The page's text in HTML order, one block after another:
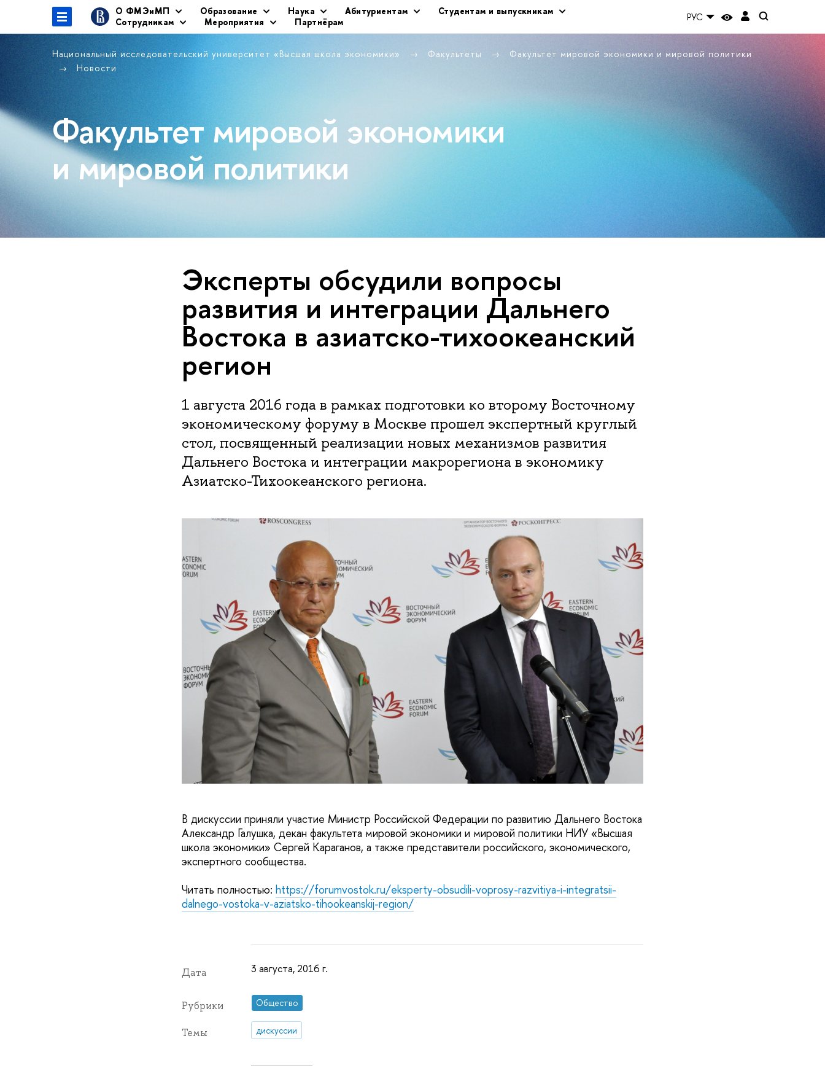
О ФМЭиМП Образование Наука Абитуриентам
Студентам и выпускникам
Сотрудникам
Мероприятия Партнёрам РУС
Национальный исследовательский университет «Высшая школа экономики» Факультеты
Факультет мировой экономики и мировой политики
Новости
Факультет мировой экономики
и мировой политики
Эксперты обсудили вопросы
развития и интеграции Дальнего
Востока в азиатско-тихоокеанский
регион
1 августа 2016 года в рамках подготовки ко второму Восточному
экономическому форуму в Москве прошел экспертный круглый
стол, посвященный реализации новых механизмов развития
Дальнего Востока и интеграции макрорегиона в экономику
Азиатско-Тихоокеанского региона.
В дискуссии приняли участие Министр Российской Федерации по развитию Дальнего Востока
Александр Галушка, декан факультета мировой экономики и мировой политики НИУ «Высшая
школа экономики» Сергей Караганов, а также представители российского, экономического,
экспертного сообщества.
Читать полностью: https://forumvostok.ru/eksperty-obsudili-voprosy-razvitiya-i-integratsii-
dalnego-vostoka-v-aziatsko-tihookeanskij-region/
Дата 3 августа, 2016 г.
Рубрики Общество
Темы дискуссии